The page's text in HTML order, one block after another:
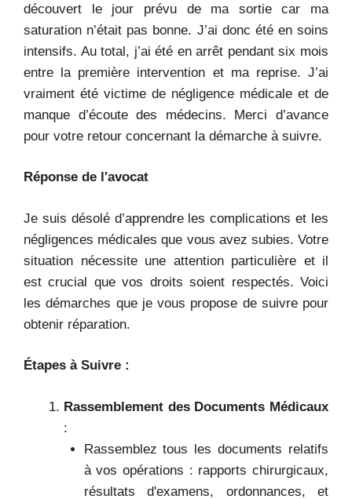
découvert le jour prévu de ma sortie car ma
saturation n’était pas bonne. J’ai donc été en soins
intensifs. Au total, j’ai été en arrêt pendant six mois
entre la première intervention et ma reprise. J’ai
vraiment été victime de négligence médicale et de
manque d’écoute des médecins. Merci d’avance
pour votre retour concernant la démarche à suivre.
Réponse de l'avocat
Je suis désolé d’apprendre les complications et les
négligences médicales que vous avez subies. Votre
situation nécessite une attention particulière et il
est crucial que vos droits soient respectés. Voici
les démarches que je vous propose de suivre pour
obtenir réparation.
Étapes à Suivre :
Rassemblement des Documents Médicaux
:
Rassemblez tous les documents relatifs
à vos opérations : rapports chirurgicaux,
résultats d'examens, ordonnances, et